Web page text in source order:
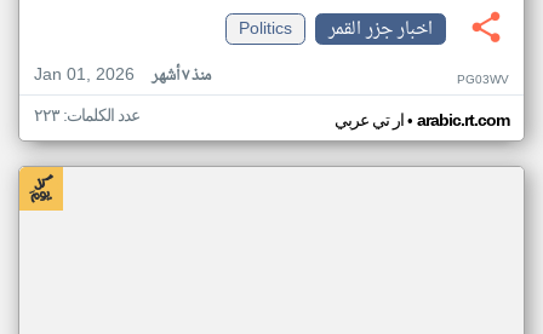
اخبار جزر القمر
Politics
Jan 01, 2026
منذ ٧ أشهر PG03WV
ار تي عربي• arabic.rt.com عدد الكلمات: ٢٢٣